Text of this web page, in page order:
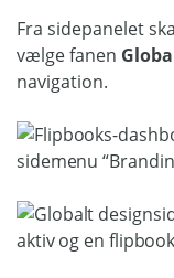
Fra sidepanelet
vælge fanen
navigation.